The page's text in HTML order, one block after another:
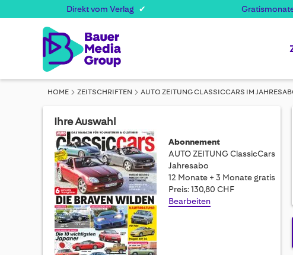
Direkt vom Verlag
HOME ZEITSCHRIFTEN AUTO ZEITUNG CLASSICCARS IM
Ihre Auswahl
Abonnement
AUTO ZEITUNG ClassicCars
Jahresabo
12 Monate + 3 Monate gratis
Preis: 130,80 CHF
Bearbeiten